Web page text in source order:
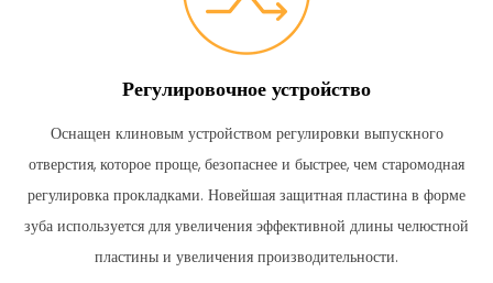
Регулировочное устройство
Оснащен клиновым устройством регулировки выпускного
отверстия, которое проще, безопаснее и быстрее, чем старомодная
регулировка прокладками. Новейшая защитная пластина в форме
зуба используется для увеличения эффективной длины челюстной
пластины и увеличения производительности.